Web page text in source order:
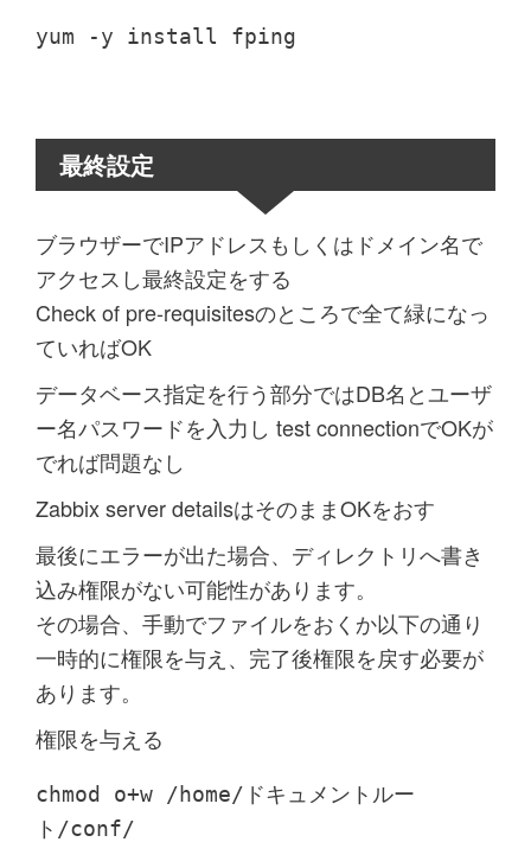
yum -y install fping
最終設定
ブラウザーでIPアドレスもしくはドメイン名で
アクセスし最終設定をする
Check of pre-requisitesのところで全て緑になっ
ていればOK
データベース指定を行う部分ではDB名とユーザ
ー名パスワードを入力し test connectionでOKが
でれば問題なし
Zabbix server detailsはそのままOKをおす
最後にエラーが出た場合、ディレクトリへ書き
込み権限がない可能性があります。
その場合、手動でファイルをおくか以下の通り
一時的に権限を与え、完了後権限を戻す必要が
あります。
権限を与える
chmod o+w /home/ドキュメントルー
ト/conf/